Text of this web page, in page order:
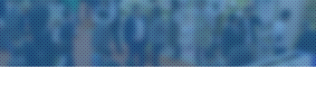
ガス器具（都市ガス 13A）